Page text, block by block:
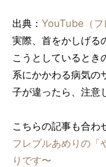
出典： YouTube（フ
実際、首をかしげる
こうとしているとき
系にかかわる病気の
子が違ったら、注意
こちらの記事も合わ
フレブルあめりの「
りです〜